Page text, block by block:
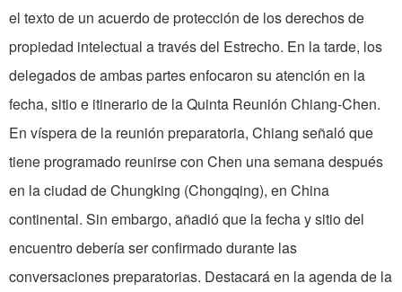
el texto de un acuerdo de protección de los derechos de
propiedad intelectual a través del Estrecho. En la tarde, los
delegados de ambas partes enfocaron su atención en la
fecha, sitio e itinerario de la Quinta Reunión Chiang-Chen.
En víspera de la reunión preparatoria, Chiang señaló que
tiene programado reunirse con Chen una semana después
en la ciudad de Chungking (Chongqing), en China
continental. Sin embargo, añadió que la fecha y sitio del
encuentro debería ser confirmado durante las
conversaciones preparatorias. Destacará en la agenda de la